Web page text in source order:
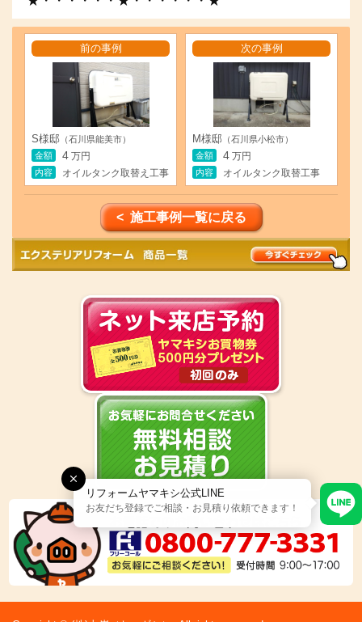
前の事例
S様邸 （石川県能美市）
金額
4 万円
内容
オイルタンク取替え工事
次の事例
M様邸 （石川県小松市）
金額
4 万円
内容
オイルタンク取替工事
< 施工事例一覧に戻る
リフォームヤマキシ公式LINE
お友だち登録でご相談・お見積り依頼できます！